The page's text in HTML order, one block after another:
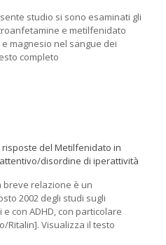
studio si sono esaminati gli
e metilfenidato
magnesio nel sangue dei
completo
del Metilfenidato in
disordine di iperattività
breve relazione è un
2002 degli studi sugli
con ADHD, con particolare
Ritalin]. Visualizza il testo